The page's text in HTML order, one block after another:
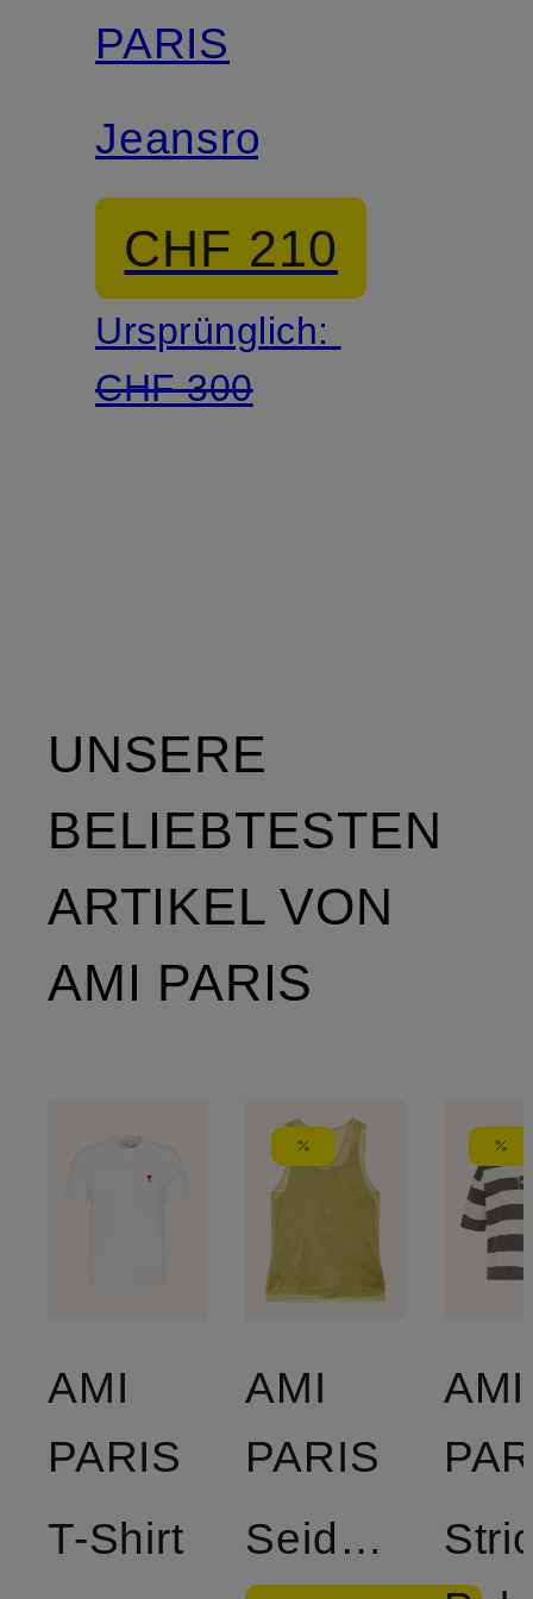
PARIS
Jeansrock
CHF 210
Ursprünglich:
CHF 300
UNSERE
BELIEBTESTEN
ARTIKEL VON
AMI PARIS
AMI
PARIS
T-Shirt
AMI
PARIS
Seidentop
AMI